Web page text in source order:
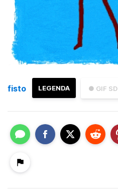
● GIF SD
LEGENDA
fisto